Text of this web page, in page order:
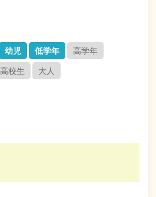
幼児 低学年
高学年
高校生 大人